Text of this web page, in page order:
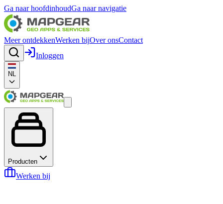
Ga naar hoofdinhoudGa naar navigatie
Meer ontdekkenWerken bijOver onsContact
Inloggen
NL
Producten
Werken bij